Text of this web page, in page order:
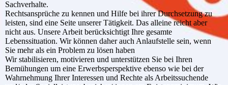
Sachverhalte.
Rechtsansprüche zu kennen und Hilfe bei ihrer Durchsetzung zu
leisten, sind eine Seite unserer Tätigkeit. Das alleine reicht aber
nicht aus. Unsere Arbeit berücksichtigt Ihre gesamte
Lebenssituation. Wir können daher auch Anlaufstelle sein, wenn
Sie mehr als ein Problem zu lösen haben
Wir stabilisieren, motivieren und unterstützen Sie bei Ihren
Bemühungen um eine Erwerbsperspektive ebenso wie bei der
Wahrnehmung Ihrer Interessen und Rechte als Arbeitssuchende